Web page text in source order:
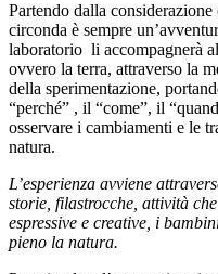
Partendo dalla
circonda è sempre
laboratorio li accompagnerà
ovvero la terra, attraverso la
della sperimentazione,
“perché” , il “come”, il
osservare i cambiamenti e le
natura.
L’esperienza avviene
storie, filastrocche, attività
espressive e creative, i
pieno la natura.